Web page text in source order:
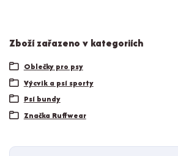
Zboží zařazeno v kategoriích
Oblečky pro psy
Výcvik a psí sporty
Psí bundy
Značka Ruffwear